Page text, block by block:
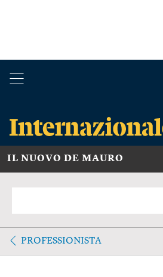
IL NUOVO DE MAURO
PROFESSIONISTA